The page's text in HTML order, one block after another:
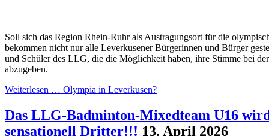
Soll sich das Region Rhein-Ruhr als Austragungsort für die
bekommen nicht nur alle Leverkusener Bürgerinnen und Bürger
und Schüler des LLG, die die Möglichkeit haben, ihre Stimme bei
abzugeben.
Weiterlesen … Olympia in Leverkusen?
Das LLG-Badminton-Mixedteam U16
sensationell Dritter!!! 13. April 2026